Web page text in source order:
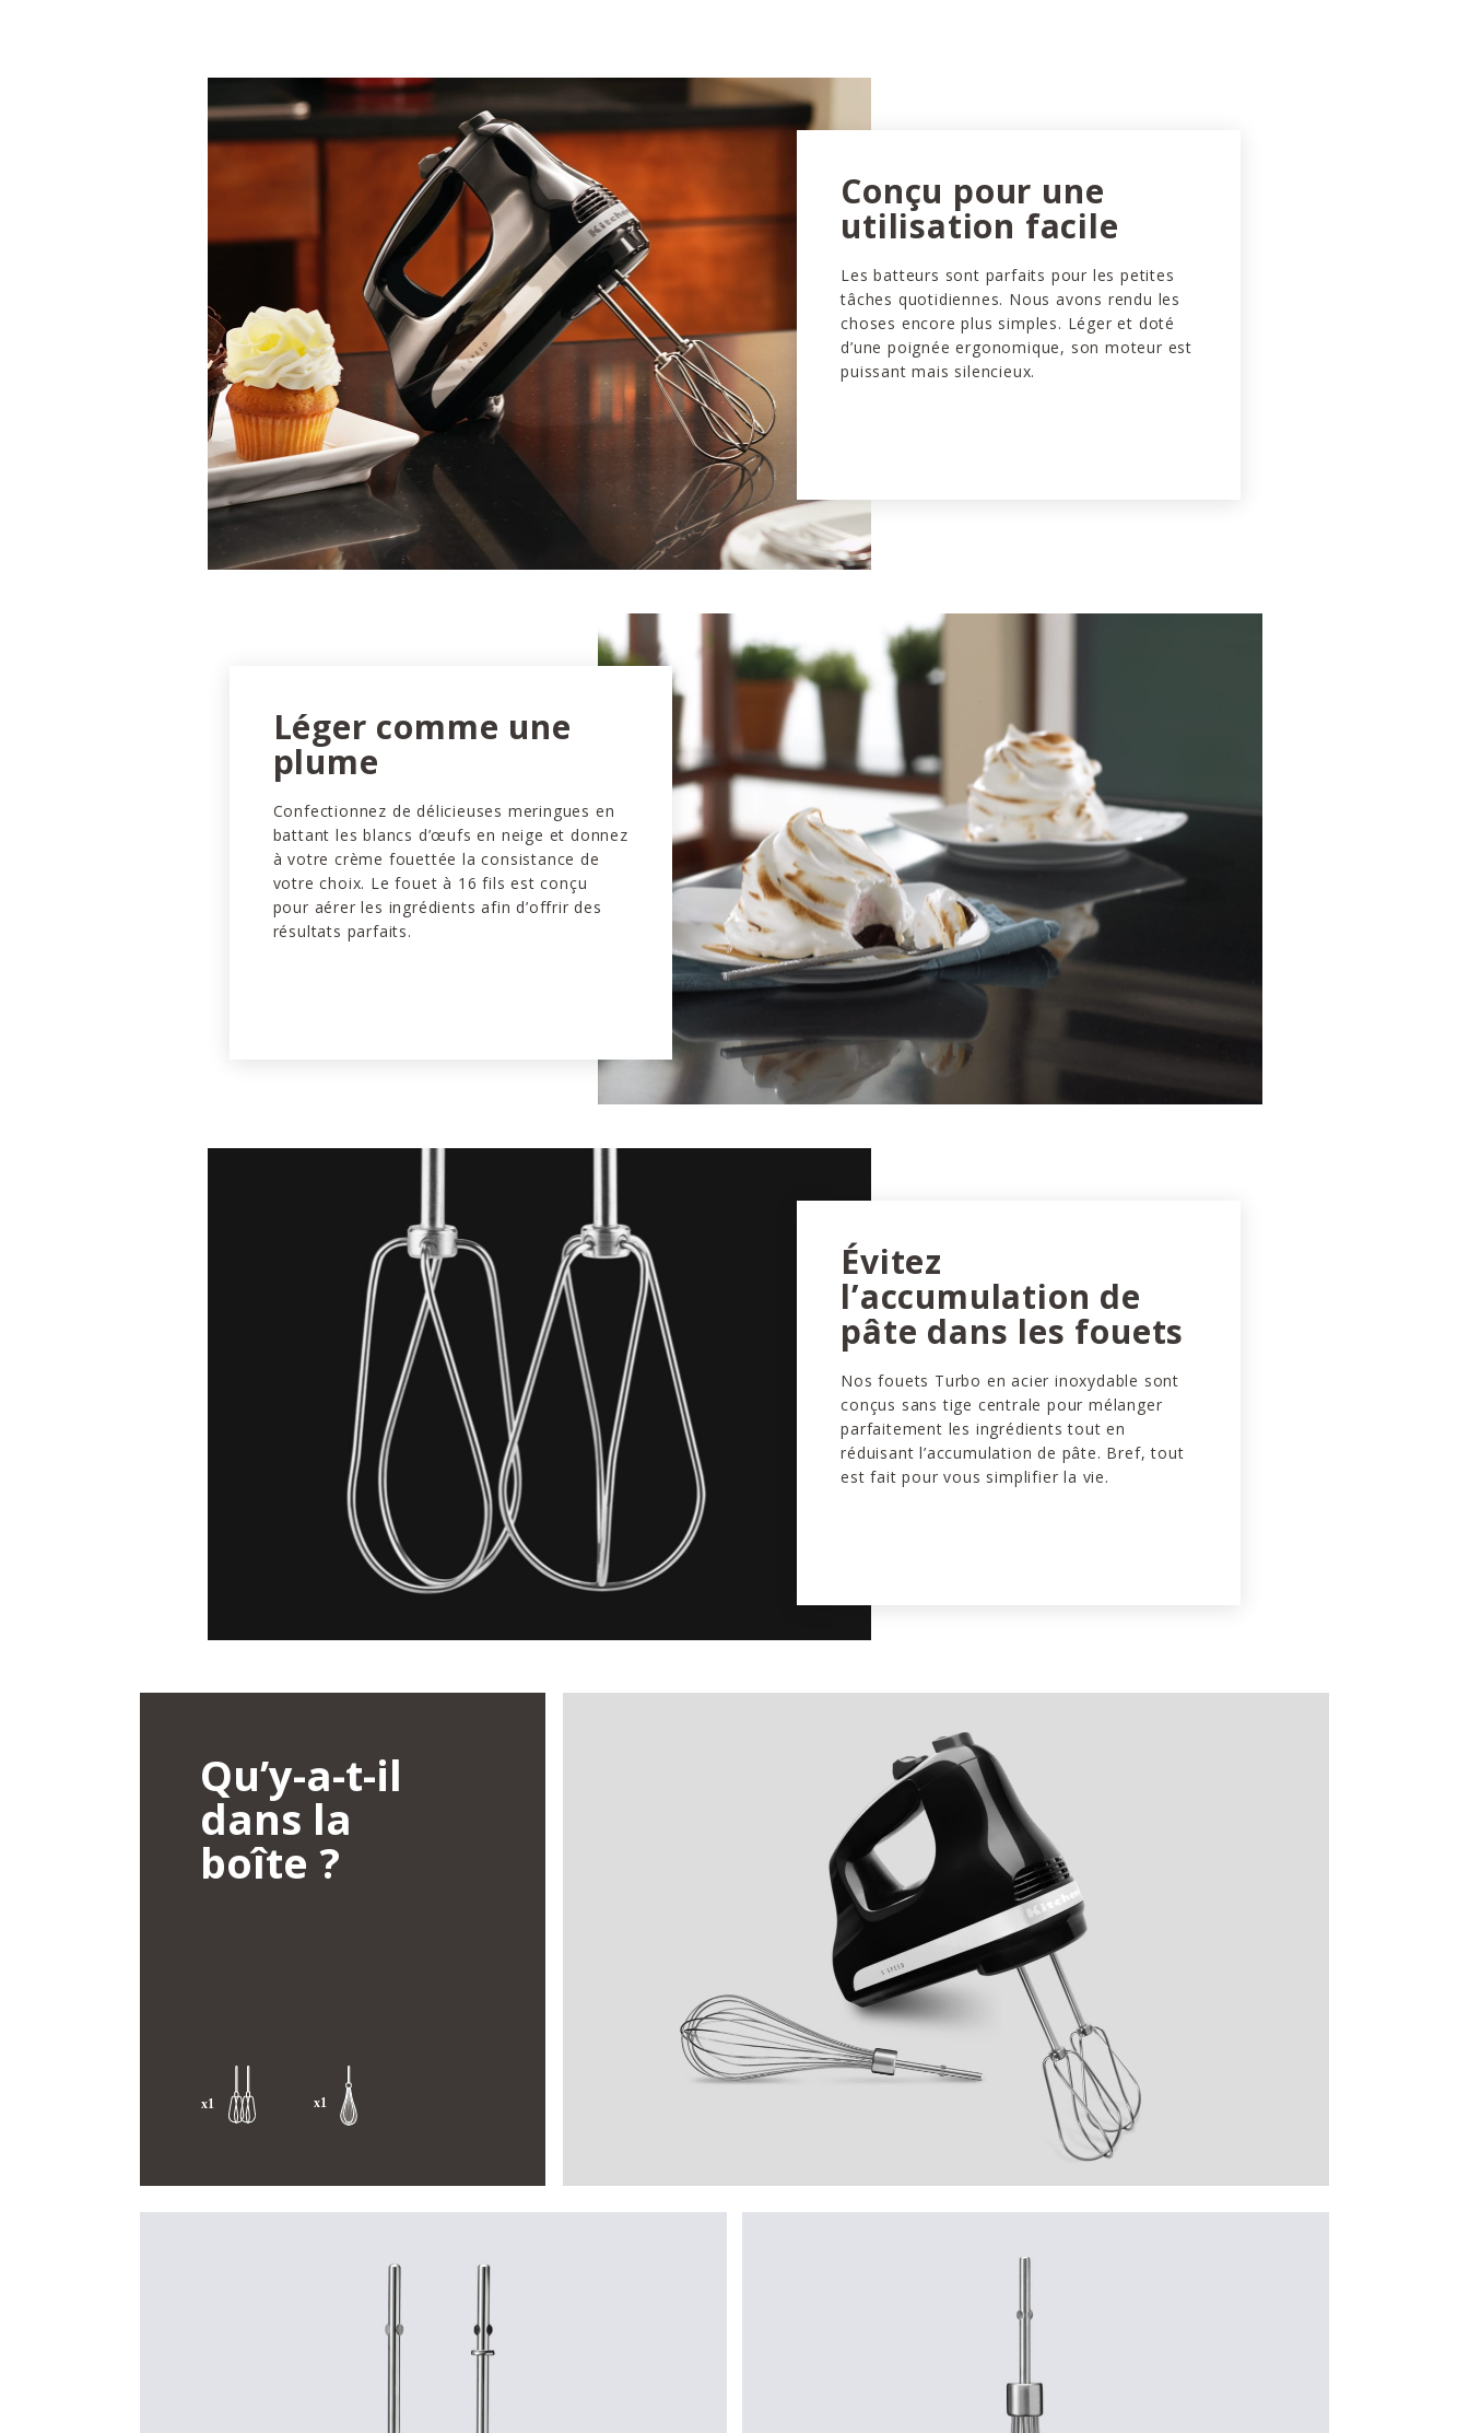
Conçu pour une
utilisation facile
Les batteurs sont parfaits pour les petites
tâches quotidiennes. Nous avons rendu les
choses encore plus simples. Léger et doté
d’une poignée ergonomique, son moteur est
puissant mais silencieux.
Léger comme une
plume
Confectionnez de délicieuses meringues en
battant les blancs d’œufs en neige et donnez
à votre crème fouettée la consistance de
votre choix. Le fouet à 16 fils est conçu
pour aérer les ingrédients afin d’offrir des
résultats parfaits.
Évitez
l’accumulation de
pâte dans les fouets
Nos fouets Turbo en acier inoxydable sont
conçus sans tige centrale pour mélanger
parfaitement les ingrédients tout en
réduisant l’accumulation de pâte. Bref, tout
est fait pour vous simplifier la vie.
Qu’y-a-t-il
dans la
boîte ?